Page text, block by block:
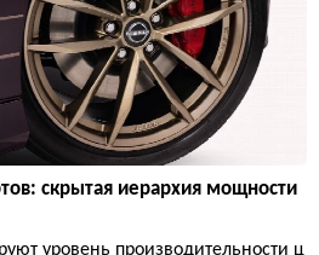
скрытая иерархия мощности
уровень производительности ц